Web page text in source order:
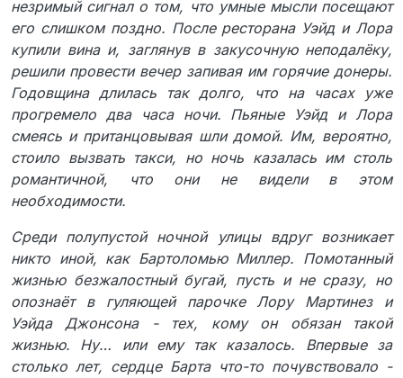
незримый сигнал о том, что умные мысли посещают
его слишком поздно. После ресторана Уэйд и Лора
купили вина и, заглянув в закусочную неподалёку,
решили провести вечер запивая им горячие донеры.
Годовщина длилась так долго, что на часах уже
прогремело два часа ночи. Пьяные Уэйд и Лора
смеясь и пританцовывая шли домой. Им, вероятно,
стоило вызвать такси, но ночь казалась им столь
романтичной, что они не видели в этом
необходимости.
Среди полупустой ночной улицы вдруг возникает
никто иной, как Бартоломью Миллер. Помотанный
жизнью безжалостный бугай, пусть и не сразу, но
опознаёт в гуляющей парочке Лору Мартинез и
Уэйда Джонсона - тех, кому он обязан такой
жизнью. Ну… или ему так казалось. Впервые за
столько лет, сердце Барта что-то почувствовало -